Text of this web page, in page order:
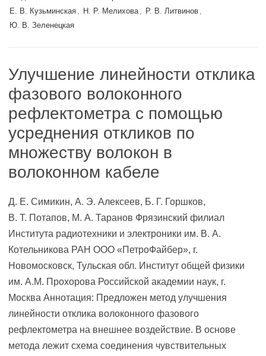
Е. В. Кузьминская , Н. Р. Мелихова , Р. В. Литвинов ,
Ю. В. Зеленецкая
Улучшение линейности отклика
фазового волоконного
рефлектометра с помощью
усреднения откликов по
множеству волокон в
волоконном кабеле
Д. Е. Симикин, А. Э. Алексеев, Б. Г. Горшков,
В. Т. Потапов, М. А. Таранов Фрязинский филиал
Института радиотехники и электроники им. В. А.
Котельникова РАН ООО «ПетроФайбер», г.
Новомосковск, Тульская обл. Институт общей физики
им. А.М. Прохорова Российской академии наук, г.
Москва Аннотация: Предложен метод улучшения
линейности отклика волоконного фазового
рефлектометра на внешнее воздействие. В основе
метода лежит схема соединения чувствительных